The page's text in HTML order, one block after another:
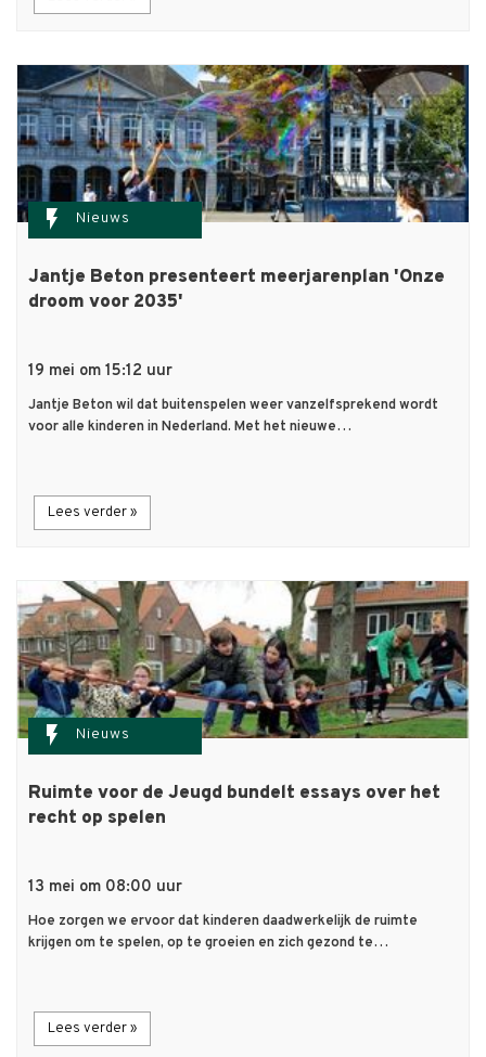
flash_on Nieuws
Jantje Beton presenteert meerjarenplan 'Onze
droom voor 2035'
19 mei om 15:12 uur
Jantje Beton wil dat buitenspelen weer vanzelfsprekend wordt
voor alle kinderen in Nederland. Met het nieuwe…
Lees verder »
flash_on Nieuws
Ruimte voor de Jeugd bundelt essays over het
recht op spelen
13 mei om 08:00 uur
Hoe zorgen we ervoor dat kinderen daadwerkelijk de ruimte
krijgen om te spelen, op te groeien en zich gezond te…
Lees verder »